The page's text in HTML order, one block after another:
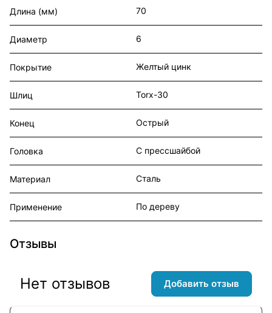
Длина (мм) 70
Диаметр 6
Покрытие Желтый цинк
Шлиц Torx-30
Конец Острый
Головка С прессшайбой
Материал Сталь
Применение По дереву
Отзывы
Нет отзывов Добавить отзыв